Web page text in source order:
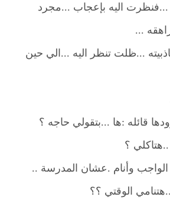
...فنظرت اليه بإعجاب ...مجرد
...
...ظلت تنظر اليه ...الي حين
قائله :ها ...بتقولي حاجه ؟
؟
الواجب وأنام .عشان المدرسة ..
الوقتي ؟؟